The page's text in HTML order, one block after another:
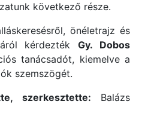
következő része.
önéletrajz és
kérdeztékGy. Dobos
tanácsadót, kiemelve a
szemszögét.
szerkesztette: Balázs